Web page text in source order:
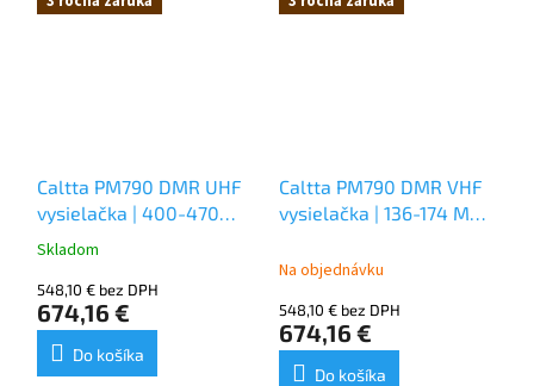
ochranou proti skratu a
klávesnica,ľahká, hlasné
Caltta PM790 DMR UHF
vysielačka | 400-470
MHz | GPS | Bluetooth |
Priemerné
produktu
je
5,0
Skladom
548,10 € bez DPH
674,16 €
Do košíka
Caltta PM790 DMR VHF
vysielačka | 136-174 MHz
Na objednávku
548,10 € bez DPH
674,16 €
Do košíka